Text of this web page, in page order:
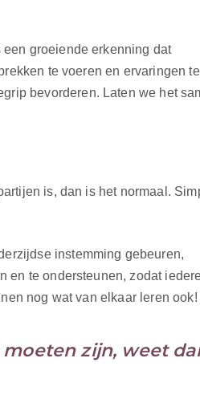
groeiende erkenning dat
te voeren en ervaringen te
bevorderen. Laten we het
is, dan is het normaal.
instemming gebeuren,
en te ondersteunen, zodat
nog wat van elkaar leren ook!
zijn, weet